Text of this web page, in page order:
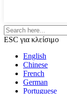
ESC για κλείσιμο
English
Chinese
French
German
Portuguese